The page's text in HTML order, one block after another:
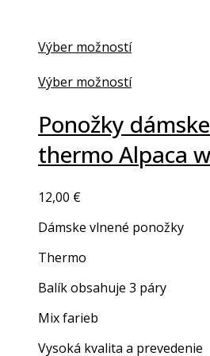
Výber možností
product
multiple
variants.
The
options
be
chosen
the
page
Výber možností
product
has
multiple
variants.
options
may
chosen
the
page
Ponožky
thermo Alpaca
12,00 €
Dámske vlnené ponožky
Thermo
Balík obsahuje 3 páry
Mix farieb
Vysoká kvalita a prevedenie